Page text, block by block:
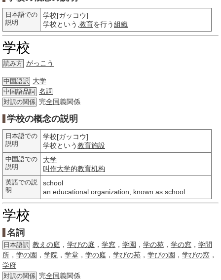
日本語での
説明
学校[ガッコウ]
学校という, 教育を行う組織
学校
読み方 がっこう
中国語訳 大学
中国語品詞 名詞
対訳の関係 完全同義関係
学校の概念の説明
日本語での
説明
学校[ガッコウ]
学校という教育施設
中国語での
説明
大学
叫作大学的教育机构
英語での説
明
school
an educational organization, known as school
学校
名詞
日本語訳 教えの庭 ， 学びの庭 ， 学窓 ， 学園 ， 学の苑 ， 学の窓 ， 学問
所 ， 学の園 ， 学院 ， 学堂 ， 学の庭 ， 学びの苑 ， 学びの園 ， 学びの窓 ，
学府
対訳の関係 完全同義関係